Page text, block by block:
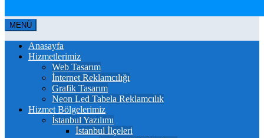
MENÜ
Anasayfa
Hizmetlerimiz
Web Tasarım
İnternet Reklamcılığı
Grafik Tasarım
Neon Led Tabela Reklamcılık
Hizmet Bölgelerimiz
İstanbul Yazılımı
İstanbul İlçeleri